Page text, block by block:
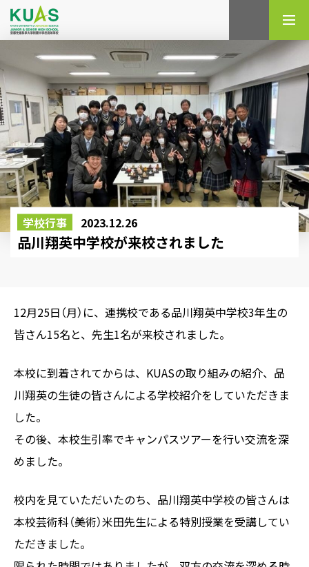
検索
学校行事 2023.12.26
品川翔英中学校が来校されました
12月25日（月）に、連携校である品川翔英中学校3年生の
皆さん15名と、先生1名が来校されました。
本校に到着されてからは、KUASの取り組みの紹介、品
川翔英の生徒の皆さんによる学校紹介をしていただきま
した。
その後、本校生引率でキャンパスツアーを行い交流を深
めました。
校内を見ていただいたのち、品川翔英中学校の皆さんは
本校芸術科（美術）米田先生による特別授業を受講してい
ただきました。